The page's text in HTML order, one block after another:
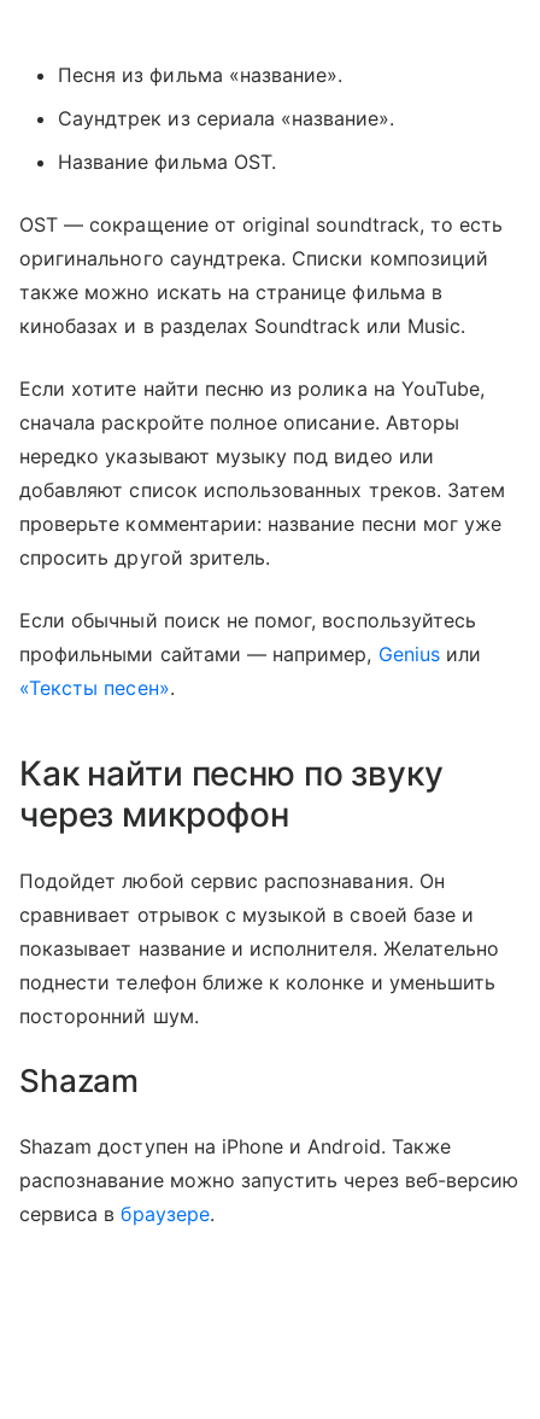
Песня из фильма «название».
Саундтрек из сериала «название».
Название фильма OST.
OST — сокращение от original soundtrack, то есть
оригинального саундтрека. Списки композиций
также можно искать на странице фильма в
кинобазах и в разделах Soundtrack или Music.
Если хотите найти песню из ролика на YouTube,
сначала раскройте полное описание. Авторы
нередко указывают музыку под видео или
добавляют список использованных треков. Затем
проверьте комментарии: название песни мог уже
спросить другой зритель.
Если обычный поиск не помог, воспользуйтесь
профильными сайтами — например, Geniusили
«Тексты песен».
Как найти песню по звуку
через микрофон
Подойдет любой сервис распознавания. Он
сравнивает отрывок с музыкой в своей базе и
показывает название и исполнителя. Желательно
поднести телефон ближе к колонке и уменьшить
посторонний шум.
Shazam
Shazam доступен на iPhone и Android. Также
распознавание можно запустить через веб-версию
сервиса вбраузере.